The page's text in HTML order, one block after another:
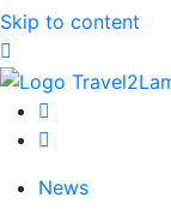
Skip to content
News